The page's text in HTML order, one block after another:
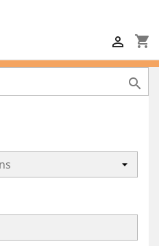
shopping_cart

